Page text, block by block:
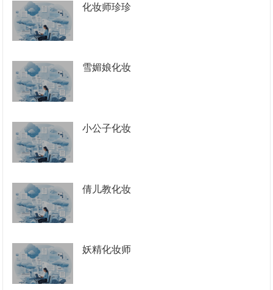
化妆师珍珍
雪媚娘化妆
小公子化妆
倩儿教化妆
妖精化妆师